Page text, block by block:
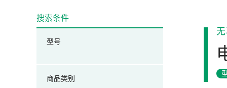
搜索条件
型号
商品类别